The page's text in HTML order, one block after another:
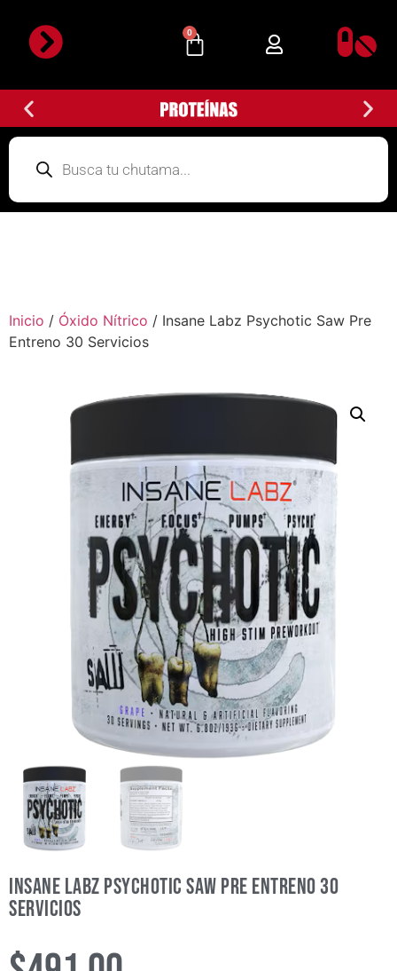
0
Inicio / Óxido Nítrico / Insane Labz Psychotic Saw Pre
Entreno 30 Servicios
Insane Labz Psychotic Saw Pre Entreno 30
Servicios